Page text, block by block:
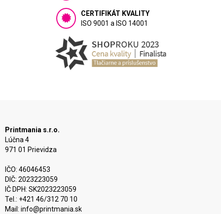
CERTIFIKÁT KVALITY
ISO 9001 a ISO 14001
Printmania s.r.o.
Lúčna 4
971 01 Prievidza
IČO: 46046453
DIČ: 2023223059
IČ DPH: SK2023223059
Tel.: +421 46/312 70 10
Mail: info@printmania.sk